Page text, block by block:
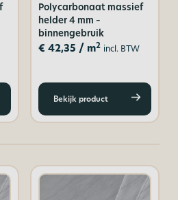
Polycarbonaat massief
helder 4 mm –
binnengebruik
€ 42,35 / m2 incl. BTW
Bekijk product